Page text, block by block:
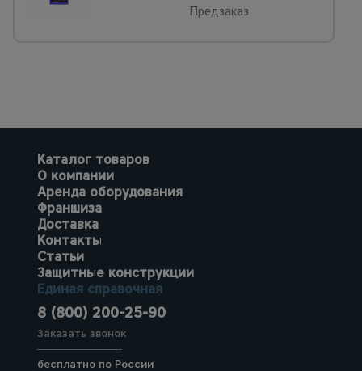
Предзаказ
Каталог товаров
О компании
Аренда оборудования
Франшиза
Доставка
Контакты
Статьи
Защитные конструкции
Единая справочная
8 (800) 200-25-90
Заказать звонок
бесплатно по России